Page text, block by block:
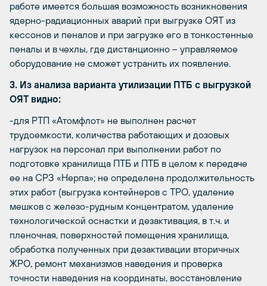
работе имеется большая возможность возникновения
ядерно-радиационных аварий при выгрузке ОЯТ из
кессонов и пеналов и при загрузке его в тонкостенные
пеналы и в чехлы, где дистанционно – управляемое
оборудование не сможет устранить их появление.
3. Из анализа варианта утилизации ПТБ с выгрузкой
ОЯТ видно:
-для РТП «Атомфлот» не выполнен расчет
трудоемкости, количества работающих и дозовых
нагрузок на персонал при выполнении работ по
подготовке хранилища ПТБ и ПТБ в целом к передаче
ее на СРЗ «Нерпа»; не определена продолжительность
этих работ (выгрузка контейнеров с ТРО, удаление
мешков с железо-рудным концентратом, удаление
технологической оснастки и дезактивация, в т.ч. и
пленочная, поверхностей помещения хранилища,
обработка полученных при дезактивации вторичных
ЖРО, ремонт механизмов наведения и проверка
точности наведения на координаты, восстановление